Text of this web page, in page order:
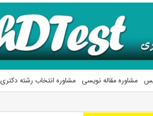
مشاوره مقاله نویسی مشاوره انتخاب رشته دکتری